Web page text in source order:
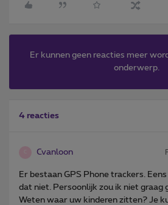
Er kunnen geen reacties meer
onderwerp.
4 reacties
Cvanloon
Er bestaan GPS Phone trackers.
dat niet. Persoonlijk zou ik niet graag
Weten waar uw kinderen zitten? Je